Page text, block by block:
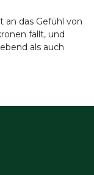
an das Gefühl von
fällt, und
als auch